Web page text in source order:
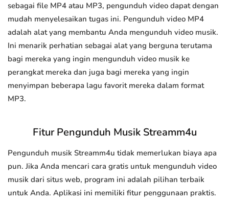
sebagai file MP4 atau MP3, pengunduh video dapat dengan
mudah menyelesaikan tugas ini. Pengunduh video MP4
adalah alat yang membantu Anda mengunduh video musik.
Ini menarik perhatian sebagai alat yang berguna terutama
bagi mereka yang ingin mengunduh video musik ke
perangkat mereka dan juga bagi mereka yang ingin
menyimpan beberapa lagu favorit mereka dalam format
MP3.
Fitur Pengunduh Musik Streamm4u
Pengunduh musik Streamm4u tidak memerlukan biaya apa
pun. Jika Anda mencari cara gratis untuk mengunduh video
musik dari situs web, program ini adalah pilihan terbaik
untuk Anda. Aplikasi ini memiliki fitur penggunaan praktis.